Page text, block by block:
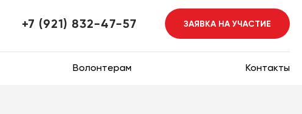
+7 (921) 832-47-57 ЗАЯВКА НА УЧАСТИЕ
Волонтерам Контакты